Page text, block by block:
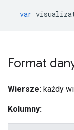
var
Format
Wiersze: każdy
Kolumny: